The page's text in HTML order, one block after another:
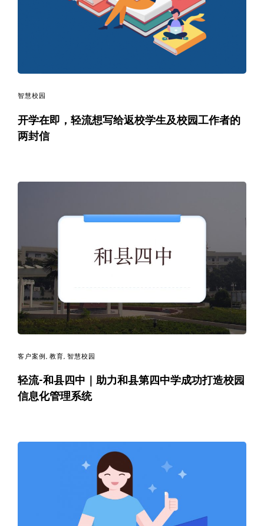
智慧校园
开学在即，轻流想写给返校学生及校园工作者的
两封信
客户案例 , 教育, 智慧校园
轻流-和县四中｜助力和县第四中学成功打造校园
信息化管理系统